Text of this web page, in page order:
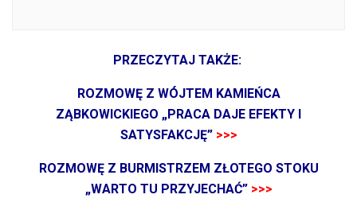
PRZECZYTAJ TAKŻE:
ROZMOWĘ Z WÓJTEM KAMIEŃCA
ZĄBKOWICKIEGO „PRACA DAJE EFEKTY I
SATYSFAKCJĘ” >>>
ROZMOWĘ Z BURMISTRZEM ZŁOTEGO STOKU
„WARTO TU PRZYJECHAĆ” >>>